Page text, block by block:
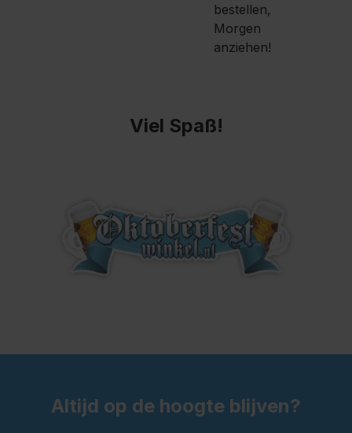
bestellen,
Morgen
anziehen!
Viel Spaß!
Altijd op de hoogte blijven?